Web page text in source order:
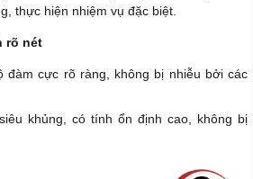
thực hiện nhiệm vụ đặc biệt.
rõ nét
đàm cực rõ ràng, không bị nhiễu bởi các
khủng, có tính ổn định cao, không bị